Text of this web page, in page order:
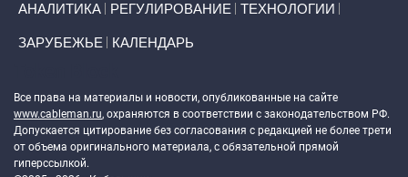
АНАЛИТИКА РЕГУЛИРОВАНИЕ ТЕХНОЛОГИИ
ЗАРУБЕЖЬЕ КАЛЕНДАРЬ
Все права на материалы и новости, опубликованные на сайте
www.cableman.ru, охраняются в соответствии с законодательством РФ.
Допускается цитирование без согласования с редакцией не более трети
от объема оригинального материала, с обязательной прямой
гиперссылкой.